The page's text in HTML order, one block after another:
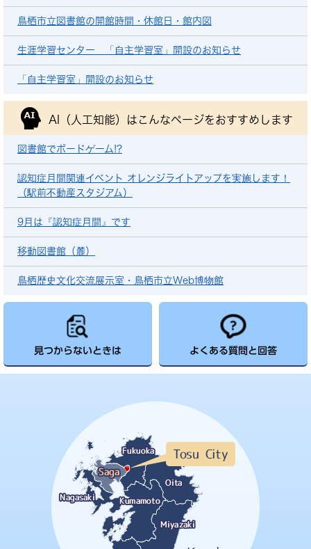
鳥栖市立図書館の開館時間・休館日・館内図
生涯学習センター 「自主学習室」開設のお知らせ
「自主学習室」開設のお知らせ
AI（人工知能）は こんなページをおすすめします
図書館でボードゲーム!?
認知症月間関連イベント オレンジライトアップを実施します！
（駅前不動産スタジアム）
9月は『認知症月間』です
移動図書館（麓）
鳥栖歴史文化交流展示室・鳥栖市立Web博物館
見つからないときは よくある質問と回答